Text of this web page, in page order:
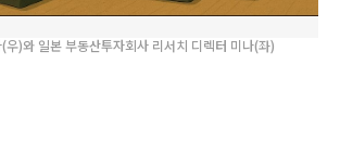
우)와 일본 부동산투자회사 리서치 디렉터 미나(좌)